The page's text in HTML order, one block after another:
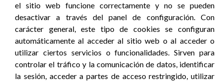
el sitio web funcione correctamente y no se pueden
desactivar a través del panel de configuración. Con
carácter general, este tipo de cookies se configuran
automáticamente al acceder al sitio web o al acceder o
utilizar ciertos servicios o funcionalidades. Sirven para
controlar el tráfico y la comunicación de datos, identificar
la sesión, acceder a partes de acceso restringido, utilizar